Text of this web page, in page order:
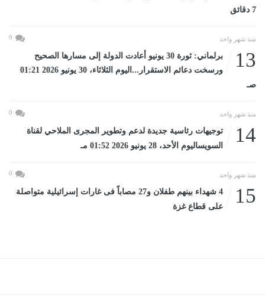
7 دقائق
منذ شهر واحد 0
13
برلماني: ثورة 30 يونيو أعادت الدولة إلى مسارها الصحيح
ورسخت دعائم الاستقرار...اليوم الثلاثاء، 30 يونيو 2026 01:21
صـ
منذ شهر واحد 0
14
توجيهات رئاسية جديدة لدعم وتطوير المجرى الملاحي لقناة
السويساليوم الأحد، 28 يونيو 2026 01:52 مـ
منذ شهر واحد 0
15
4 شهداء بينهم طفلان و27 مصاباً فى غارات إسرائيلية متواصلة
على قطاع غزة